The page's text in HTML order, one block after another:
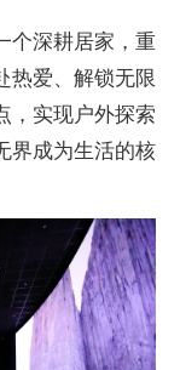
个深耕居家，重
热爱、解锁无限
，实现户外探索
界成为生活的核